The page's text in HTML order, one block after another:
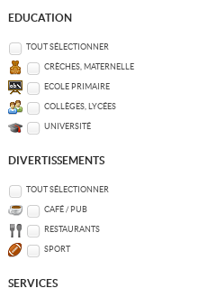
EDUCATION
TOUT SÉLECTIONNER
CRÈCHES, MATERNELLE
ECOLE PRIMAIRE
COLLÈGES, LYCÉES
UNIVERSITÉ
DIVERTISSEMENTS
TOUT SÉLECTIONNER
CAFÉ / PUB
RESTAURANTS
SPORT
SERVICES